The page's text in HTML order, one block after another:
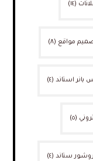
(١٤)
مواقع (٨)
بانر استاند (٤)
(٥)
ستاند (٤)